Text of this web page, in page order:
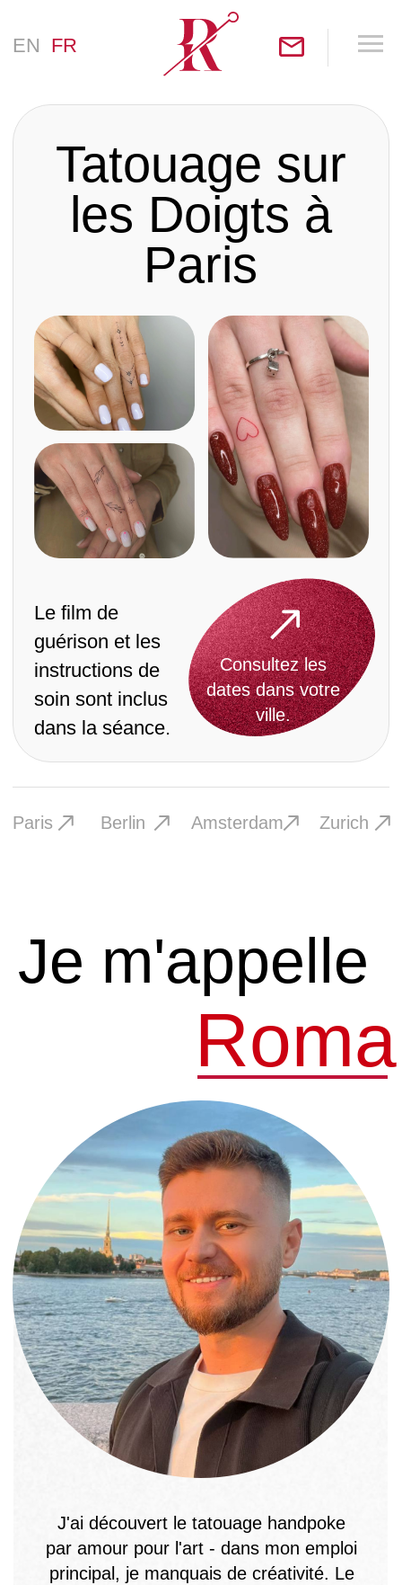
Tatouage sur
les Doigts à
Paris
guérison et les
instructions de
soin sont inclus
dans la séance.
Consultez les
dates dans votre
Zurich
Je m'appelle
Roma
par amour pour l'art - dans mon emploi
principal, je manquais de créativité. Le
tatouage est alors devenu un hobby,
cela est aujourd'hui ma passion et mon
mode de vie. Je mets un grand accent
sur la précision des lignes et
l'esthétique des croquis dans mon
travail. Ma collection de dessins est
régulièrement mise à jour pour vous
permettre de trouver celui qui vous
correspond.
Portfolio